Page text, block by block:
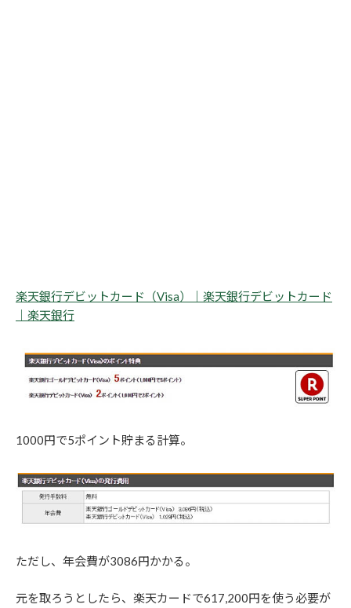
楽天銀行デビットカード（Visa）｜楽天銀行デビットカード
｜楽天銀行
1000円で5ポイント貯まる計算。
ただし、年会費が3086円かかる。
元を取ろうとしたら、楽天カードで617,200円を使う必要が